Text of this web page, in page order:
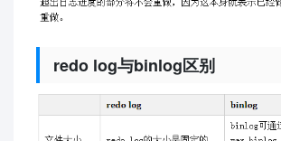
redo log与binlog区别